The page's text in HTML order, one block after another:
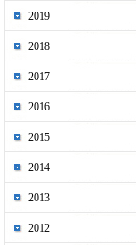
2019
2018
2017
2016
2015
2014
2013
2012